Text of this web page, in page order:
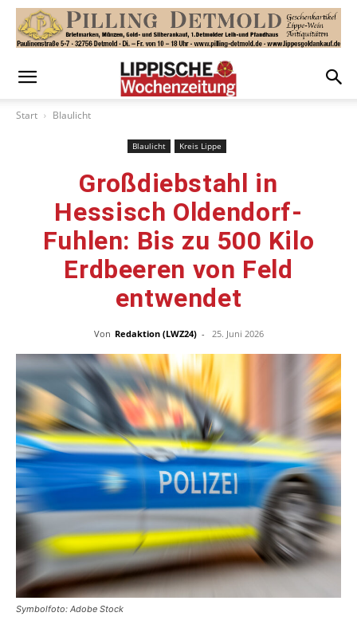
Start Blaulicht
Blaulicht Kreis Lippe
Großdiebstahl in
Hessisch Oldendorf-
Fuhlen: Bis zu 500 Kilo
Erdbeeren von Feld
entwendet
Von Redaktion (LWZ24) - 25. Juni 2026
Symbolfoto: Adobe Stock